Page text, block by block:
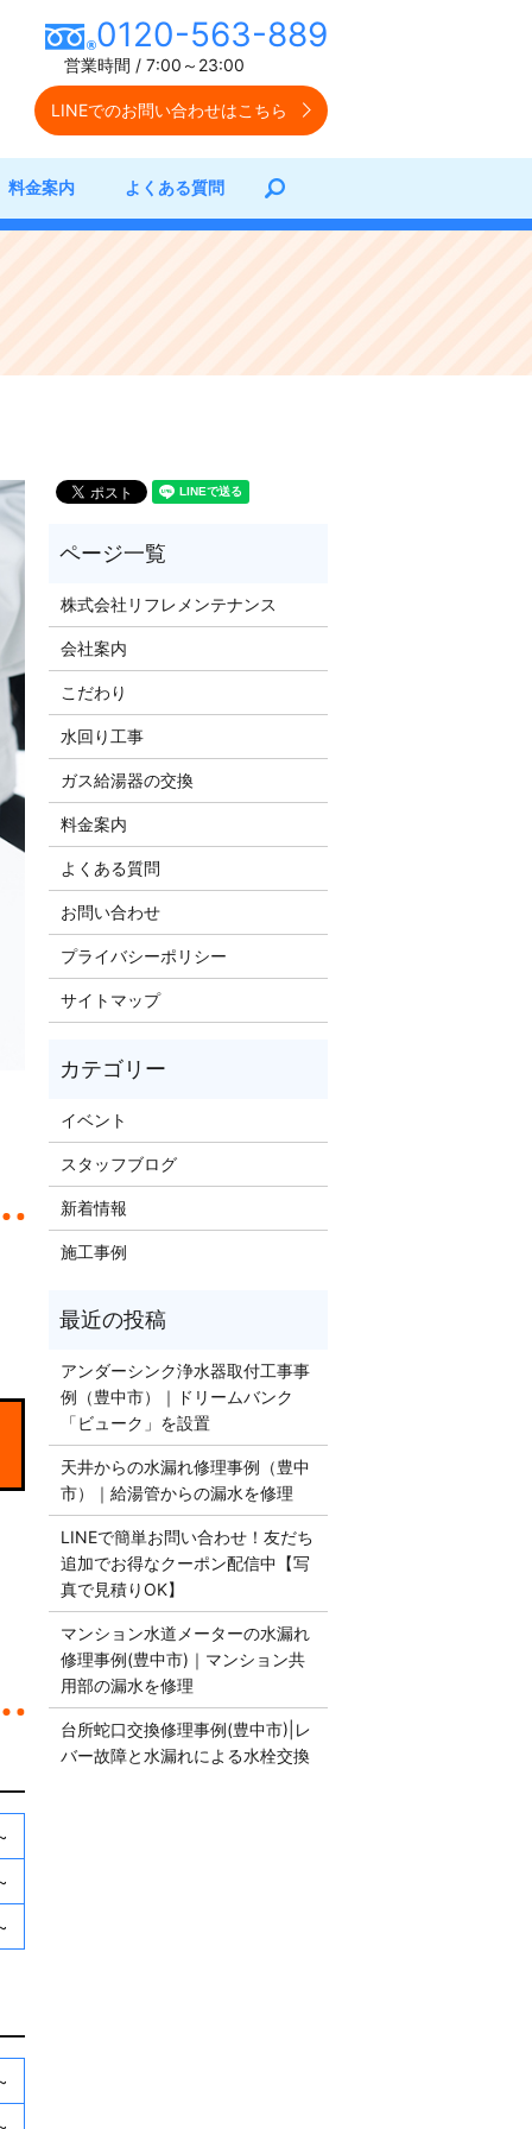
0120-563-889
営業時間 / 7:00～23:00
LINEでのお問い合わせはこちら
料金案内 よくある質問 search
株式会社リフレメンテナンス
会社案内
こだわり
水回り工事
ガス給湯器の交換
料金案内
よくある質問
お問い合わせ
プライバシーポリシー
サイトマップ
イベント
スタッフブログ
新着情報
施工事例
アンダーシンク浄水器取付工事事
例（豊中市）｜ドリームバンク
「ビューク」を設置
天井からの水漏れ修理事例（豊中
市）｜給湯管からの漏水を修理
LINEで簡単お問い合わせ！友だち
追加でお得なクーポン配信中【写
真で見積りOK】
マンション水道メーターの水漏れ
修理事例(豊中市)｜マンション共
用部の漏水を修理
台所蛇口交換修理事例(豊中市)|レ
バー故障と水漏れによる水栓交換